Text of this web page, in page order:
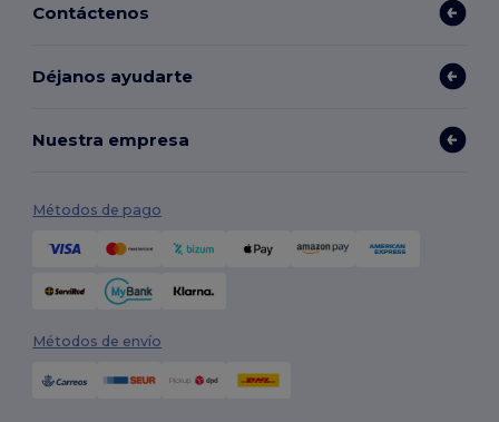
Contáctenos
Déjanos ayudarte
Nuestra empresa
Métodos de pago
Métodos de envío